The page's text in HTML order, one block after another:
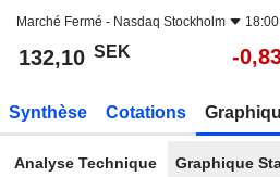
Marché Fermé - Nasdaq Stockholm
132,10 SEK -
Synthèse Cotations
Analyse Technique Graphique